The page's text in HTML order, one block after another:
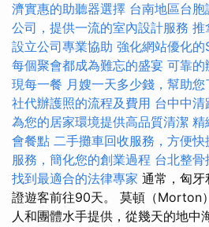
濟實惠的助聽器選擇 台南地區台
公司，提供一流的室內設計服務 推
設立公司專業協助 強化網站優化的
每個聚會都成為難忘的盛宴 可靠的
現每一餐 月嫂一天多少錢，幫助
社代辦護照的流程及費用 台中中清
為您的居家環境提供高品質清潔 精
會餐點 二手攤車回收服務，方便快
服務，簡化您的創業過程 台北整骨
找到最適合的法律專家 通常，匈牙
證遊客前往90天。 莫頓（Morton
人和團體水手提供，從幾天的地中